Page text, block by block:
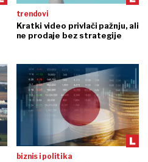
trendovi
Kratki video privlači pažnju, ali
ne prodaje bez strategije
biznis i politika